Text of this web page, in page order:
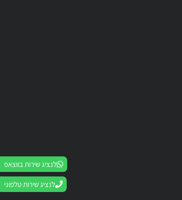
לנציג שירות בווצאפ
לנציג שירות טלפוני